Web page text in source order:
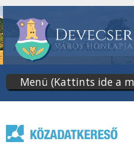
tartalomra
Menü (Kattints ide a